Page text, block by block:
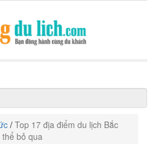
/ Top 17 địa điểm du lịch Bắc
bỏ qua